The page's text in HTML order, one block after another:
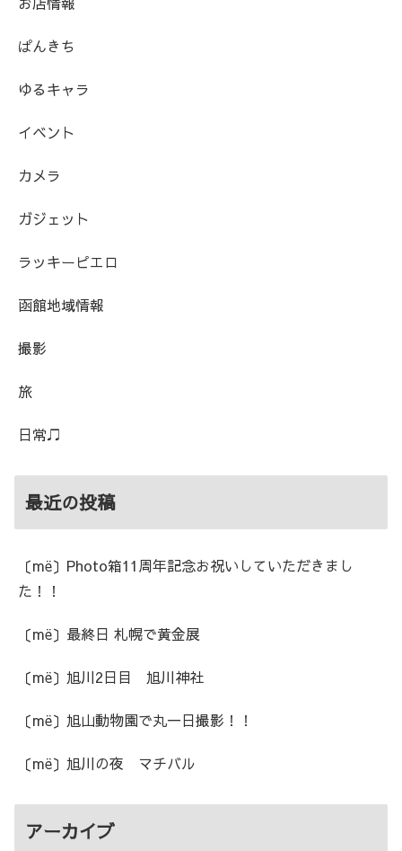
ぱんきち
ゆるキャラ
イベント
カメラ
ガジェット
ラッキーピエロ
函館地域情報
撮影
旅
日常♫
最近の投稿
〔më〕Photo箱11周年記念お祝いしていただきまし
た！！
〔më〕最終日 札幌で黄金展
〔më〕旭川2日目 旭川神社
〔më〕旭山動物園で丸一日撮影！！
〔më〕旭川の夜 マチバル
アーカイブ